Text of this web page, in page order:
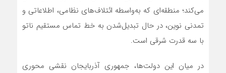
می‌کند؛ منطقه‌ای که به‌واسطه ائتلاف‌های نظامی، اطلاعاتی و
تمدنی نوین، در حال تبدیل‌شدن به خط تماس مستقیم ناتو
با سه قدرت شرقی است.
در میان این دولت‌ها، جمهوری آذربایجان نقشی محوری